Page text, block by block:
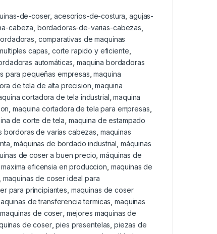
de-coser,acesorios-de-costura ,agujas-
cabeza bordadoras-de-varias-cabezas
comparativas de maquinas
capas corte rapido y eficiente
automáticas ,maquina bordadoras
para pequeñas empresas ,maquina
de tela de alta precision ,maquina
cortadora de tela industrial ,maquina
maquina cortadora de tela para empresas
de corte de tela maquina de estampado
bordoras de varias cabezas maquinas
,máquinas de bordado industrial máquinas
de coser a buen precio ,máquinas de
eficensia en produccion maquinas de
maquinas de coser ideal para
para principiantes maquinas de coser
de transferencia termicas ,maquinas
de coser mejores maquinas de
de coser,pies presentelas piezas de